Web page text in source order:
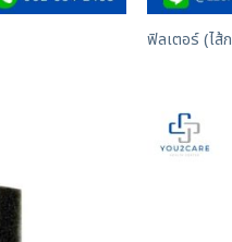
ฟิลเตอร์ (ไส้